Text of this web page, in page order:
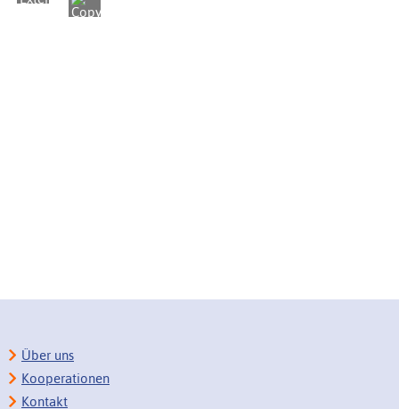
Über uns
Kooperationen
Kontakt